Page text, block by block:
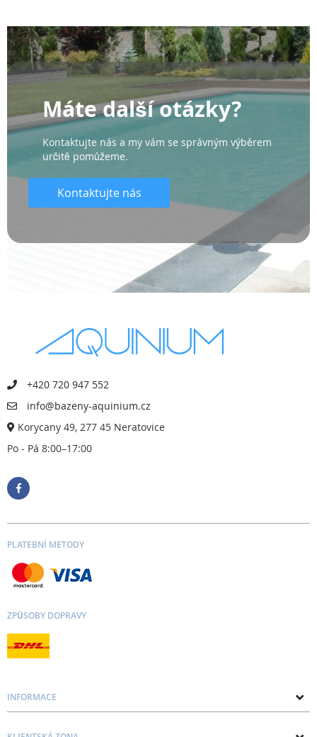
Máte další otázky?
Kontaktujte nás a my vám se správným výběrem
určitě pomůžeme.
Kontaktujte nás
+420 720 947 552
info@bazeny-aquinium.cz
Korycany 49, 277 45 Neratovice
Po - Pá 8:00–17:00
PLATEBNÍ METODY
ZPŮSOBY DOPRAVY
INFORMACE